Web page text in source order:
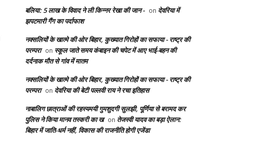
बलिया: 5 लाख के विवाद ने ली किन्नर रेखा की जान - on देवरिया में
झपटमारी गैंग का पर्दाफाश
नक्सलियों के खात्मे की ओर बिहार, कुख्यात गिरोहों का सफाया - राष्ट्र की
परम्परा on स्कूल जाते समय कंबाइन की चपेट में आए भाई-बहन की
दर्दनाक मौत से गांव में मातम
नक्सलियों के खात्मे की ओर बिहार, कुख्यात गिरोहों का सफाया - राष्ट्र की
परम्परा on देवरिया की बेटी पल्लवी राय ने रचा इतिहास
नाबालिग छात्राओं की रहस्यमयी गुमशुदगी सुलझी, पूर्णिया से बरामद कर
पुलिस ने किया मानव तस्करी का ख on तेजस्वी यादव का बड़ा ऐलान:
बिहार में जाति-धर्म नहीं, विकास की राजनीति होगी एजेंडा